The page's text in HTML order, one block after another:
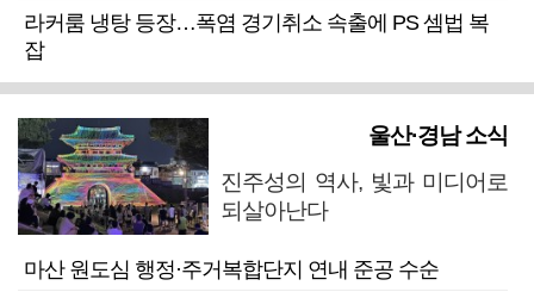
라커룸 냉탕 등장…폭염 경기취소 속출에 PS 셈법 복
잡
울산·경남 소식
진주성의 역사, 빛과 미디어로
되살아난다
마산 원도심 행정·주거복합단지 연내 준공 수순